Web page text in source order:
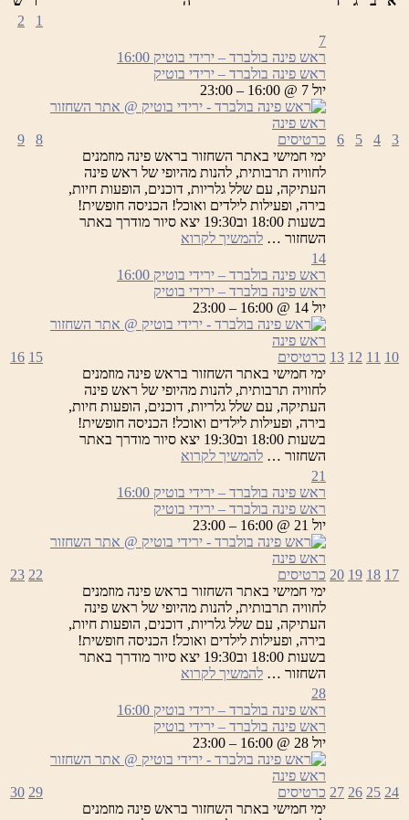
1
2
3
4
5
6
7
ראש פינה בולברד – ירידי בוטיק 16:00
ראש פינה בולברד – ירידי בוטיק
יול 7 @ 16:00 – 23:00
כרטיסים
ימי חמישי באתר השחזור בראש פינה מוזמנים
לחוויה תרבותית, להנות מהיופי של ראש פינה
העתיקה, עם שלל גלריות, דוכנים, הופעות חיות,
בירה, ופעילות לילדים ואוכל! הכניסה חופשית!
בשעות 18:00 וב19:30 יצא סיור מודרך באתר
השחזור … להמשיך לקרוא
בולברד
–
ירידי
בוטיק
8
9
10
11
12
13
14
ראש פינה בולברד – ירידי בוטיק 16:00
ראש פינה בולברד – ירידי בוטיק
יול 14 @ 16:00 – 23:00
כרטיסים
ימי חמישי באתר השחזור בראש פינה מוזמנים
לחוויה תרבותית, להנות מהיופי של ראש פינה
העתיקה, עם שלל גלריות, דוכנים, הופעות חיות,
בירה, ופעילות לילדים ואוכל! הכניסה חופשית!
בשעות 18:00 וב19:30 יצא סיור מודרך באתר
השחזור … להמשיך לקרוא
בולברד
–
ירידי
בוטיק
15
16
17
18
19
20
21
ראש פינה בולברד – ירידי בוטיק 16:00
ראש פינה בולברד – ירידי בוטיק
יול 21 @ 16:00 – 23:00
כרטיסים
ימי חמישי באתר השחזור בראש פינה מוזמנים
לחוויה תרבותית, להנות מהיופי של ראש פינה
העתיקה, עם שלל גלריות, דוכנים, הופעות חיות,
בירה, ופעילות לילדים ואוכל! הכניסה חופשית!
בשעות 18:00 וב19:30 יצא סיור מודרך באתר
השחזור … להמשיך לקרוא
בולברד
–
ירידי
בוטיק
22
23
24
25
26
27
28
ראש פינה בולברד – ירידי בוטיק 16:00
ראש פינה בולברד – ירידי בוטיק
יול 28 @ 16:00 – 23:00
כרטיסים
ימי חמישי באתר השחזור בראש פינה מוזמנים
29
30